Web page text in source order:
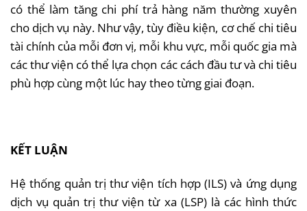
có thể làm tăng chi phí trả hàng năm thường xuyên
cho dịch vụ này. Như vậy, tùy điều kiện, cơ chế chi tiêu
tài chính của mỗi đơn vị, mỗi khu vực, mỗi quốc gia mà
các thư viện có thể lựa chọn các cách đầu tư và chi tiêu
phù hợp cùng một lúc hay theo từng giai đoạn.
KẾT LUẬN
Hệ thống quản trị thư viện tích hợp (ILS) và ứng dụng
dịch vụ quản trị thư viện từ xa (LSP) là các hình thức